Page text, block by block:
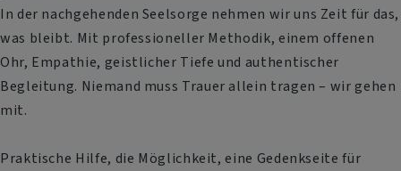
In der nachgehenden Seelsorge nehmen wir uns Zeit für das,
was bleibt. Mit professioneller Methodik, einem offenen
Ohr, Empathie, geistlicher Tiefe und authentischer
Begleitung. Niemand muss Trauer allein tragen – wir gehen
mit.
Praktische Hilfe, die Möglichkeit, eine Gedenkseite für